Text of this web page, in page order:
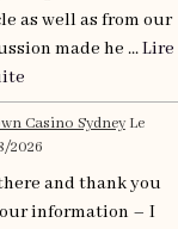
as well as from our
made he ...Lire
Casino Sydney Le
2026
and thank you
information – I